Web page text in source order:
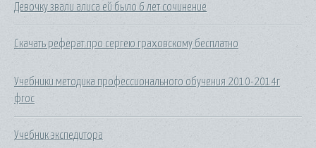
Девочку звали алиса ей было 6 лет сочинение
Скачать реферат про сергею граховскому бесплатно
Учебники методика профессионального обучения 2010-2014г
фгос
Учебник экспедитора